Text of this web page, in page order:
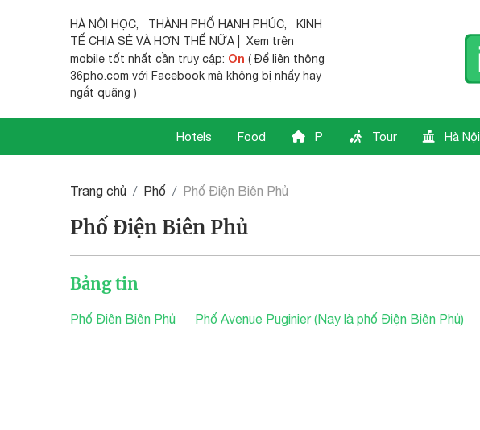
HÀ NỘI HỌC, THÀNH PHỐ HẠNH PHÚC,
KINH
TẾ CHIA SẺ VÀ HƠN THẾ NỮA | Xem trên
mobile tốt nhất cần truy cập: On ( Để liên thông
36pho.com với Facebook mà không bị nhẩy hay
ngắt quãng )
Hotels Food P Tour Hà Nội
Trang chủ Phố Phố Điện Biên Phủ
Phố Điện Biên Phủ
Bảng tin
Phố Điên Biên Phủ Phố Avenue Puginier (Nay là phố Điện Biên Phủ)